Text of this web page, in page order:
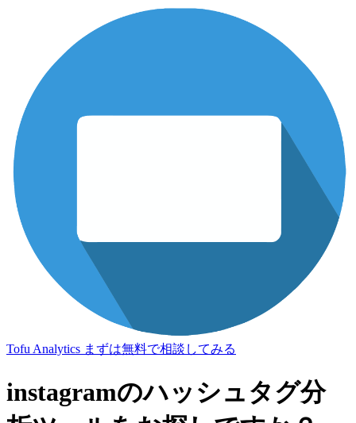
Tofu Analytics まずは無料で相談してみる
instagramのハッシュタグ分